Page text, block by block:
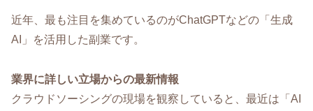
近年、最も注目を集めているのがChatGPTなどの「生成
AI」を活用した副業です。
業界に詳しい立場からの最新情報
クラウドソーシングの現場を観察していると、最近は「AI